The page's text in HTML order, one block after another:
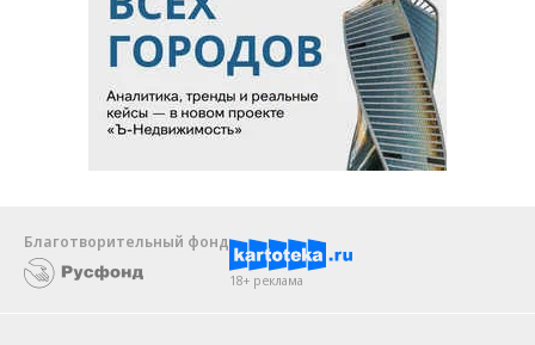
Благотворительный фонд
18+ реклама